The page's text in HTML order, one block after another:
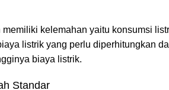
kelemahan yaitu konsumsi
listrik yang perlu diperhitungkan
biaya listrik.
Standar